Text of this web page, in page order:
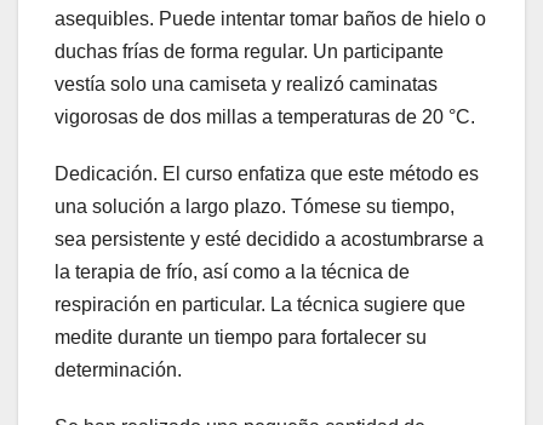
asequibles. Puede intentar tomar baños de hielo o
duchas frías de forma regular. Un participante
vestía solo una camiseta y realizó caminatas
vigorosas de dos millas a temperaturas de 20 °C.
Dedicación. El curso enfatiza que este método es
una solución a largo plazo. Tómese su tiempo,
sea persistente y esté decidido a acostumbrarse a
la terapia de frío, así como a la técnica de
respiración en particular. La técnica sugiere que
medite durante un tiempo para fortalecer su
determinación.